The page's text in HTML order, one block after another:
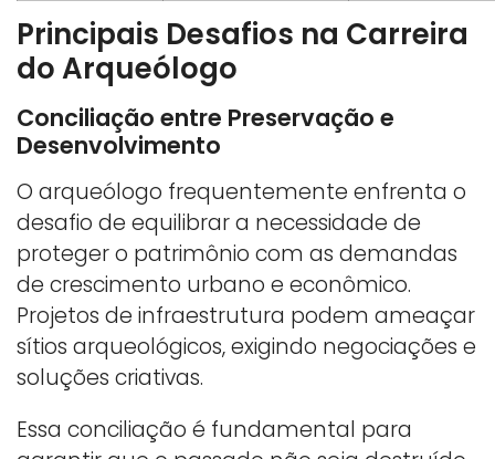
Principais Desafios na Carreira
do Arqueólogo
Conciliação entre Preservação e
Desenvolvimento
O arqueólogo frequentemente enfrenta o
desafio de equilibrar a necessidade de
proteger o patrimônio com as demandas
de crescimento urbano e econômico.
Projetos de infraestrutura podem ameaçar
sítios arqueológicos, exigindo negociações e
soluções criativas.
Essa conciliação é fundamental para